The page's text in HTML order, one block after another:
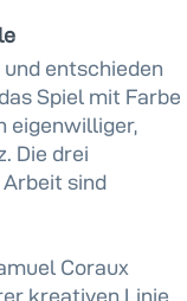
entschieden
Spiel mit Farbe
eigenwilliger,
Die drei
sind
Coraux
kreativen Linie